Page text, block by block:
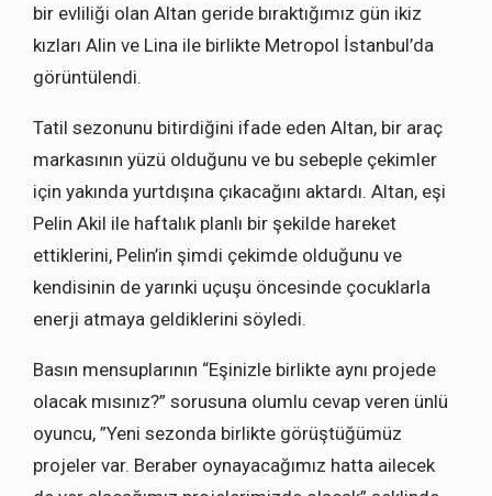
bir evliliği olan Altan geride bıraktığımız gün ikiz
kızları Alin ve Lina ile birlikte Metropol İstanbul’da
görüntülendi.
Tatil sezonunu bitirdiğini ifade eden Altan, bir araç
markasının yüzü olduğunu ve bu sebeple çekimler
için yakında yurtdışına çıkacağını aktardı. Altan, eşi
Pelin Akil ile haftalık planlı bir şekilde hareket
ettiklerini, Pelin’in şimdi çekimde olduğunu ve
kendisinin de yarınki uçuşu öncesinde çocuklarla
enerji atmaya geldiklerini söyledi.
Basın mensuplarının “Eşinizle birlikte aynı projede
olacak mısınız?” sorusuna olumlu cevap veren ünlü
oyuncu, ”Yeni sezonda birlikte görüştüğümüz
projeler var. Beraber oynayacağımız hatta ailecek